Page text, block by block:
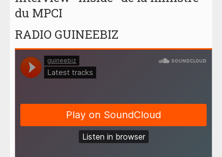
du MPCI
RADIO GUINEEBIZ